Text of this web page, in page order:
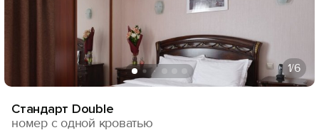
1/6
Cтандарт Double
номер с одной кроватью